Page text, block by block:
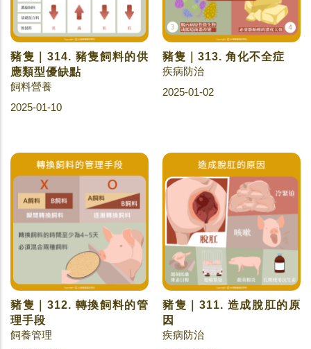
豬隻｜314. 豬隻飼料的供
應類型優缺點
飼料營養
2025-01-10
豬隻｜313. 角化不全症
疾病防治
2025-01-02
豬隻｜312. 轉換飼料的管
理手段
飼養管理
豬隻｜311. 造成脫肛的原
因
疾病防治